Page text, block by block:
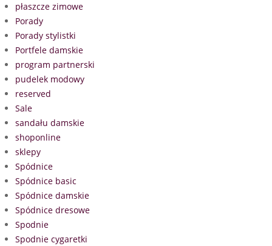
płaszcze zimowe
Porady
Porady stylistki
Portfele damskie
program partnerski
pudelek modowy
reserved
Sale
sandału damskie
shoponline
sklepy
Spódnice
Spódnice basic
Spódnice damskie
Spódnice dresowe
Spodnie
Spodnie cygaretki